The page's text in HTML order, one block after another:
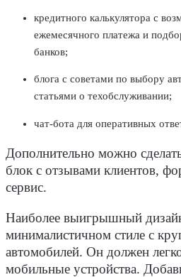
кредитного калькулятора с
ежемесячного платежа и
банков;
блога с советами по выбору
статьями о техобслуживании;
чат-бота для оперативных
Дополнительно можно
блок с отзывами клиентов,
сервис.
Наиболее выигрышный
минималистичном стиле с
автомобилей. Он должен
мобильные устройства.